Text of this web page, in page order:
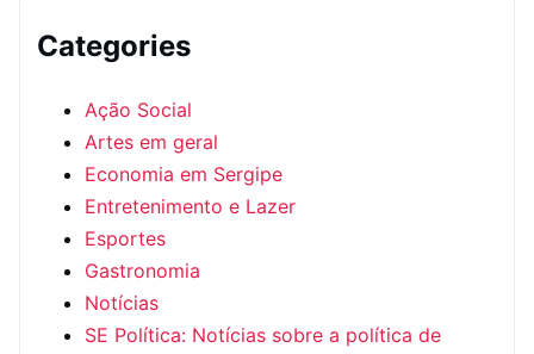
Categories
Ação Social
Artes em geral
Economia em Sergipe
Entretenimento e Lazer
Esportes
Gastronomia
Notícias
SE Política: Notícias sobre a política de